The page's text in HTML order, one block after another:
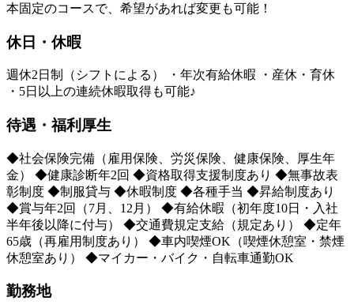
本固定のコースで、希望があれば変更も可能！
休日・休暇
週休2日制（シフトによる） ・年次有給休暇 ・産休・育休
・5日以上の連続休暇取得も可能♪
待遇・福利厚生
◆社会保険完備（雇用保険、労災保険、健康保険、厚生年
金） ◆健康診断年2回 ◆資格取得支援制度あり ◆無事故表
彰制度 ◆制服貸与 ◆休暇制度 ◆各種手当 ◆昇給制度あり
◆賞与年2回（7月、12月） ◆有給休暇（初年度10日・入社
半年後以降に付与） ◆交通費規定支給（規定あり） ◆定年
65歳（再雇用制度あり） ◆車内喫煙OK（喫煙休憩室・禁煙
休憩室あり） ◆マイカー・バイク・自転車通勤OK
勤務地